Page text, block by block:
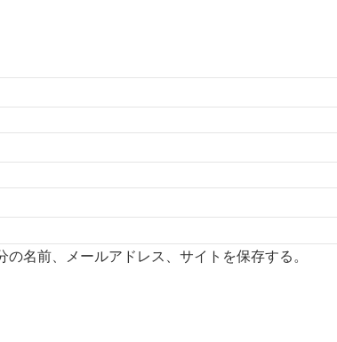
名前、メールアドレス、サイトを保存する。